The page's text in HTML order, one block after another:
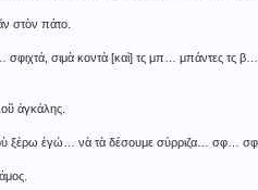
στὸν πάτο.
σιμὰ κοντὰ [καὶ] τς μπ… μπάντες τς β…
ἀγκάλης.
ξέρω ἐγώ… νὰ τὰ δέσουμε σύρριζα… σφ…